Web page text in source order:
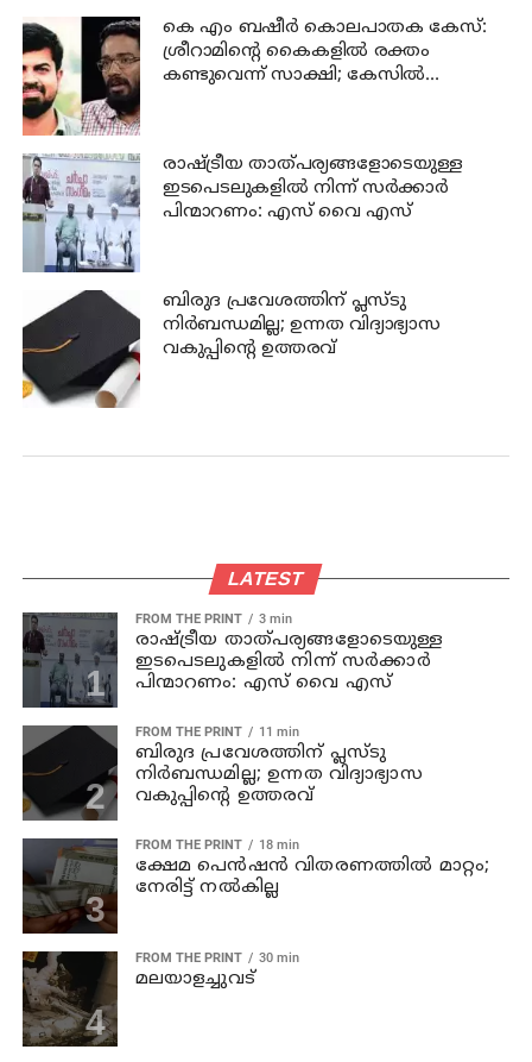
കെ എം ബഷീര്‍ കൊലപാതക കേസ്:
ശ്രീറാമിന്റെ കൈകളില്‍ രക്തം
കണ്ടുവെന്ന് സാക്ഷി; കേസില്‍
രാഷ്ട്രീയ താത്പര്യങ്ങളോടെയുള്ള
ഇടപെടലുകളില്‍ നിന്ന് സര്‍ക്കാര്‍
പിന്മാറണം: എസ് വൈ എസ്
ബിരുദ പ്രവേശത്തിന് പ്ലസ്ടു
നിര്‍ബന്ധമില്ല; ഉന്നത വിദ്യാഭ്യാസ
വകുപ്പിന്റെ ഉത്തരവ്
LATEST
FROM THE PRINT 3 min
രാഷ്ട്രീയ താത്പര്യങ്ങളോടെയുള്ള
ഇടപെടലുകളില്‍ നിന്ന് സര്‍ക്കാര്‍
പിന്മാറണം: എസ് വൈ എസ്
FROM THE PRINT 11 min
ബിരുദ പ്രവേശത്തിന് പ്ലസ്ടു
നിര്‍ബന്ധമില്ല; ഉന്നത വിദ്യാഭ്യാസ
വകുപ്പിന്റെ ഉത്തരവ്
FROM THE PRINT 18 min
ക്ഷേമ പെന്‍ഷന്‍ വിതരണത്തില്‍ മാറ്റം;
നേരിട്ട് നല്‍കില്ല
FROM THE PRINT 30 min
മലയാളച്ചുവട്